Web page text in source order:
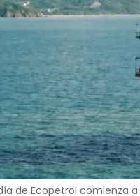
de Ecopetrol comienza